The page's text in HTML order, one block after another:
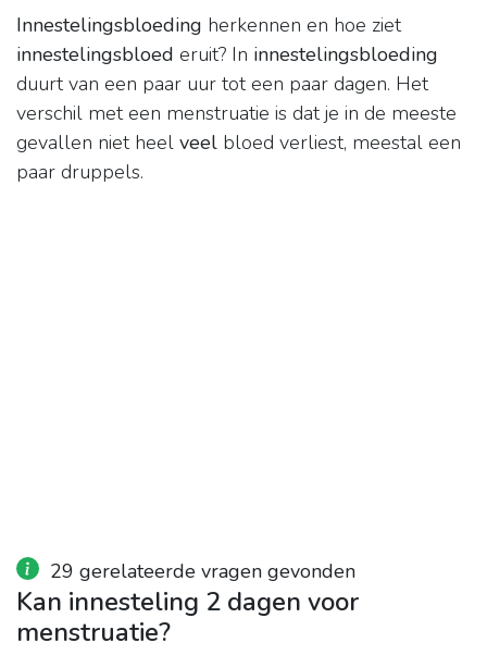
Innestelingsbloeding herkennen en hoe ziet
innestelingsbloed eruit? In innestelingsbloeding
duurt van een paar uur tot een paar dagen. Het
verschil met een menstruatie is dat je in de meeste
gevallen niet heel veel bloed verliest, meestal een
paar druppels.
29 gerelateerde vragen gevonden
Kan innesteling 2 dagen voor
menstruatie?